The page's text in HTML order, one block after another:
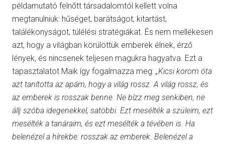
példamutató felnőtt társadalomtól kellett volna
megtanulniuk: hűséget, barátságot, kitartást,
találékonyságot, túlélési stratégiákat. És nem mellékesen
azt, hogy a világban körülöttük emberek élnek, érző
lények, és nincsenek teljesen magukra hagyatva. Ezt a
tapasztalatot Maik így fogalmazza meg: „Kicsi korom óta
azt tanította az apám, hogy a világ rossz. A világ rossz, és
az emberek is rosszak benne. Ne bízz meg senkiben, ne
állj szóba idegenekkel, satöbbi. Ezt mesélték a szüleim, ezt
mesélték a tanáraim, és ezt mesélték a tévében is. Ha
belenézel a hírekbe: rosszak az emberek. Belenézel a